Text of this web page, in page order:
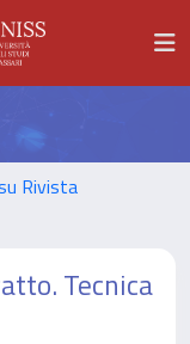
Rivista
Tecnica